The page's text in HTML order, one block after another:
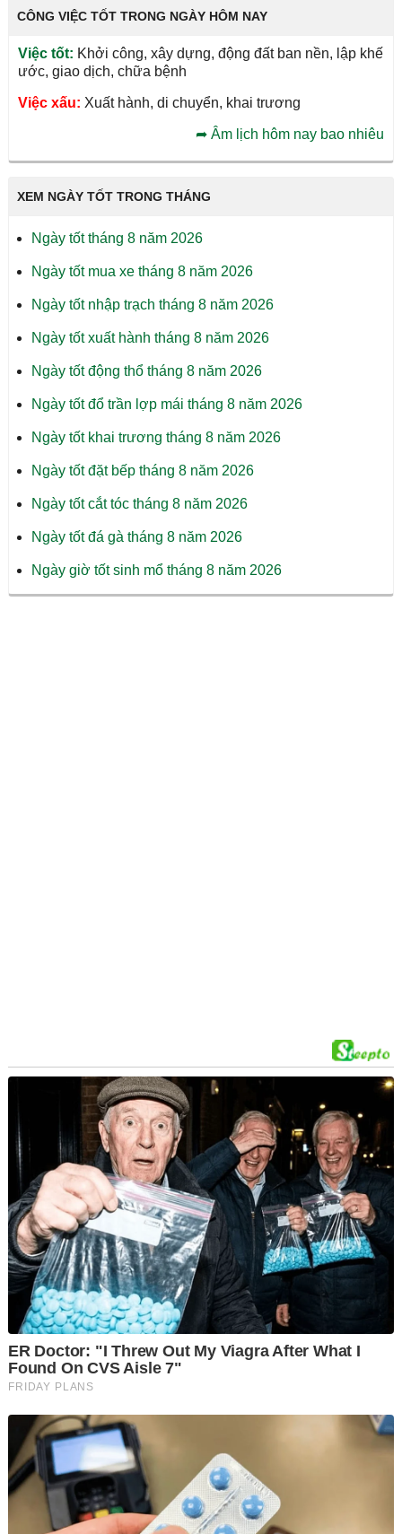
CÔNG VIỆC TỐT TRONG NGÀY HÔM NAY
Việc tốt: Khởi công, xây dựng, động đất ban nền, lập khế
ước, giao dịch, chữa bệnh
Việc xấu: Xuất hành, di chuyển, khai trương
➦Âm lịch hôm nay bao nhiêu
XEM NGÀY TỐT TRONG THÁNG
Ngày tốt tháng 8 năm 2026
Ngày tốt mua xe tháng 8 năm 2026
Ngày tốt nhập trạch tháng 8 năm 2026
Ngày tốt xuất hành tháng 8 năm 2026
Ngày tốt động thổ tháng 8 năm 2026
Ngày tốt đổ trần lợp mái tháng 8 năm 2026
Ngày tốt khai trương tháng 8 năm 2026
Ngày tốt đặt bếp tháng 8 năm 2026
Ngày tốt cắt tóc tháng 8 năm 2026
Ngày tốt đá gà tháng 8 năm 2026
Ngày giờ tốt sinh mổ tháng 8 năm 2026